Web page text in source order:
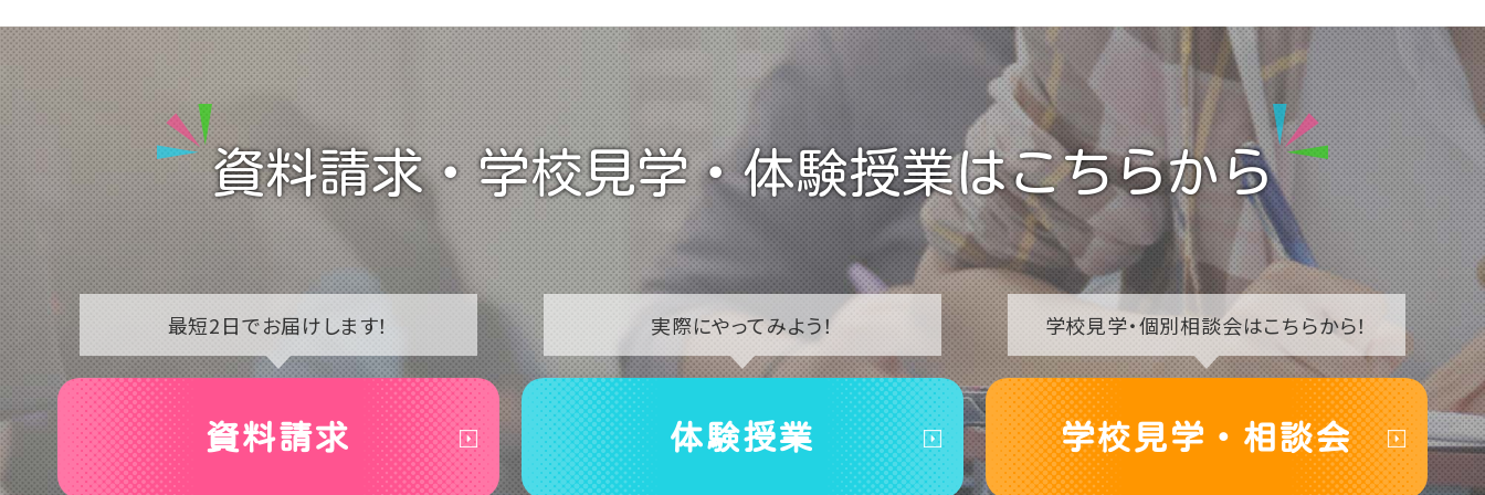
資料請求・学校見学・体験授業はこちらから
最短2日でお届けします！
資料請求
実際にやってみよう！
体験授業
学校見学・個別相談会はこちらから！
学校見学・相談会